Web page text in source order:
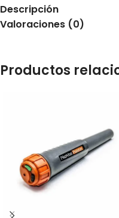
Descripción
Valoraciones (0)
Productos